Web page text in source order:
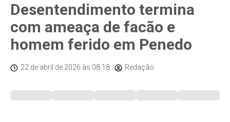
Desentendimento termina
com ameaça de facão e
homem ferido em Penedo
22 de abril de 2026 às 08:18 Redação